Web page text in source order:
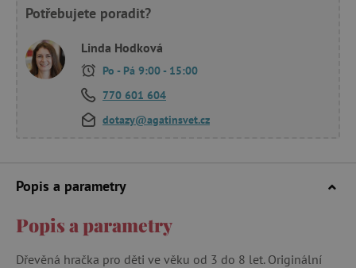
Potřebujete poradit?
Linda Hodková
Po - Pá 9:00 - 15:00
770 601 604
dotazy@agatinsvet.cz
Popis a parametry
Popis a parametry
Dřevěná hračka pro děti ve věku od 3 do 8 let. Originální